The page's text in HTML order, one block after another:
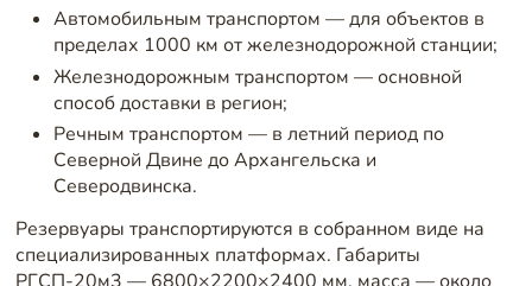
Автомобильным транспортом — для объектов в
пределах 1000 км от железнодорожной станции;
Железнодорожным транспортом — основной
способ доставки в регион;
Речным транспортом — в летний период по
Северной Двине до Архангельска и
Северодвинска.
Резервуары транспортируются в собранном виде на
специализированных платформах. Габариты